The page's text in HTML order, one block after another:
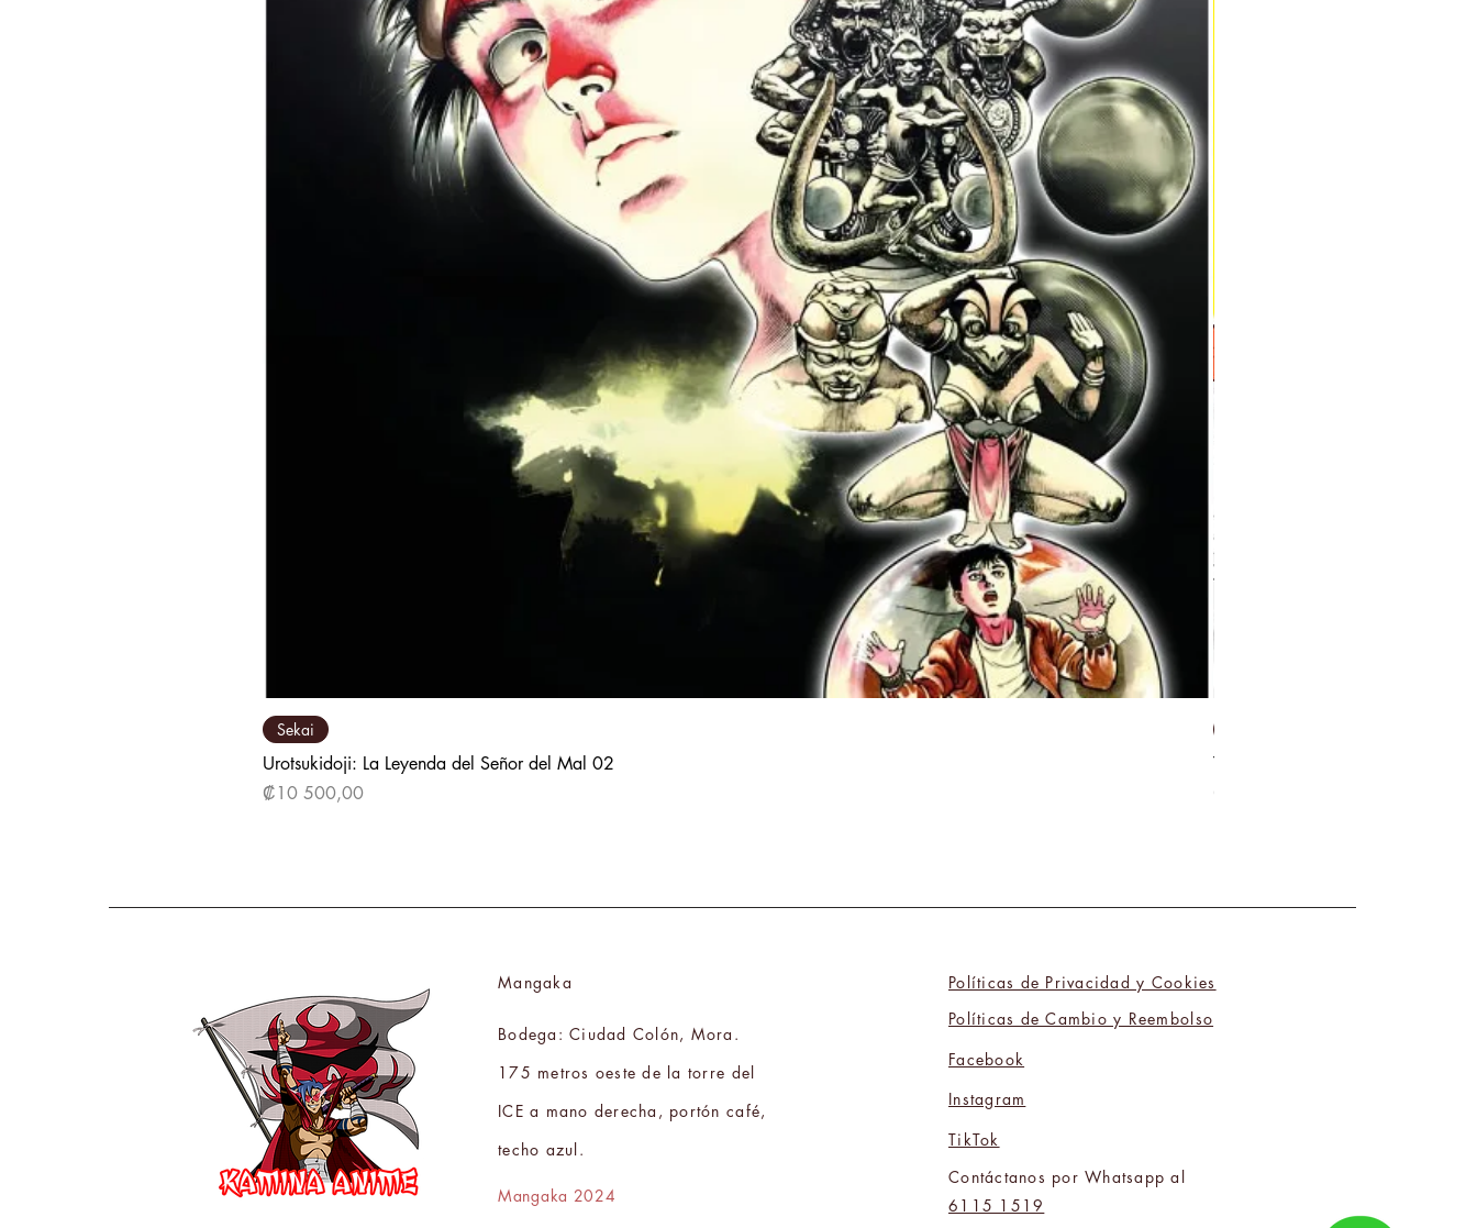
Sekai
Urotsukidoji: La Leyenda del Señor del Mal 02
Precio
₡10 500,00
Tú y Yo Somos Polos Opuestos 06
Mangaka
Bodega: Ciudad Colón, Mora.
175 metros oeste de la torre del
ICE a mano derecha, portón café,
techo azul.
Mangaka 2024
Políticas de Privacidad y Cookies
Políticas de Cambio y Reembolso
Facebook
Instagram
TikTok
Contáctanos por Whatsapp al
6115 1519